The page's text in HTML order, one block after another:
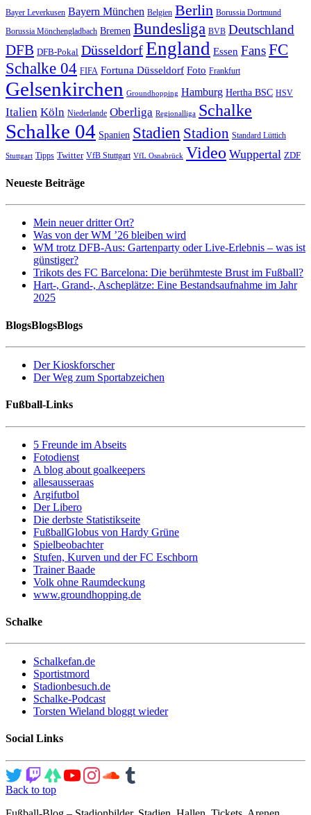
Bayer Leverkusen Bayern München Belgien Berlin Borussia Dortmund
Borussia Mönchengladbach Bremen Bundesliga BVB Deutschland
DFB DFB-Pokal DüsseldorfEngland Essen FansFC
Schalke 04 FIFA Fortuna Düsseldorf Foto Frankfurt
Gelsenkirchen Groundhopping Hamburg Hertha BSC HSV
Italien Köln Niederlande Oberliga Regionalliga Schalke
Schalke 04 Spanien Stadien Stadion Standard Lüttich
Stuttgart Tipps Twitter VfB Stuttgart VfL Osnabrück Video Wuppertal ZDF
Neueste Beiträge
Mein neuer dritter Ort?
Was von der WM ’26 bleiben wird
WM trotz DFB-Aus: Gartenparty oder Live-Erlebnis – was ist
günstiger?
Trikots des FC Barcelona: Die berühmteste Brust im Fußball?
Hart-, Grand-, Ascheplätze: Eine Bestandsaufnahme im Jahr
2025
BlogsBlogsBlogs
Der Kioskforscher
Der Weg zum Sportabzeichen
Fußball-Links
5 Freunde im Abseits
Fotodienst
A blog about goalkeepers
allesausseraas
Argifutbol
Der Libero
Die derbste Statistikseite
FußballGlobus von Hardy Grüne
Spielbeobachter
Stufen, Kurven und der FC Eschborn
Trainer Baade
Volk ohne Raumdeckung
www.groundhopping.de
Schalke
Schalkefan.de
Sportistmord
Stadionbesuch.de
Schalke-Podcast
Torsten Wieland bloggt wieder
Social Links
Back to top